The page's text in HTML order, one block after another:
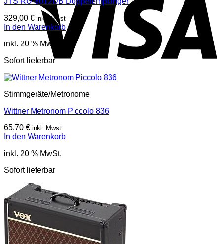
329,00 € inkl. Mwst
In den Warenkorb
inkl. 20 % MwSt.
Sofort lieferbar
Stimmgeräte/Metronome
Wittner Metronom Piccolo 836
65,70 € inkl. Mwst
In den Warenkorb
inkl. 20 % MwSt.
Sofort lieferbar